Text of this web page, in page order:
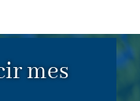
mes